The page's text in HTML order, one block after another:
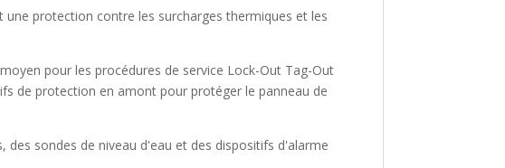
protection contre les surcharges thermiques et les
pour les procédures de service Lock-Out Tag-Out
de protection en amont pour protéger le panneau de
sondes de niveau d'eau et des dispositifs d'alarme